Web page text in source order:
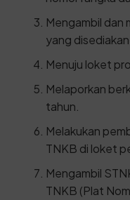
Mengambil dan
yang disediakan.
Menuju loket
Melaporkan
tahun.
Melakukan
TNKB di loket
Mengambil
TNKB (Plat